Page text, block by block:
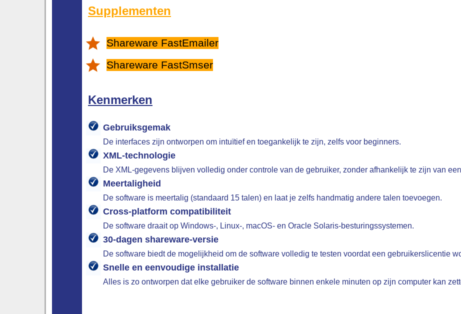
Supplementen
Shareware FastEmailer
Shareware FastSmser
Kenmerken
Gebruiksgemak
De interfaces zijn ontworpen om intuïtief en toegankelijk te zijn, zelfs voor beginners.
XML-technologie
De XML-gegevens blijven volledig onder controle van de gebruiker, zonder afhankelijk te zijn van
Meertaligheid
De software is meertalig (standaard 15 talen) en laat je zelfs handmatig andere talen toevoegen.
Cross-platform compatibiliteit
De software draait op Windows-, Linux-, macOS- en Oracle Solaris-besturingssystemen.
30-dagen shareware-versie
De software biedt de mogelijkheid om de software volledig te testen voordat een gebruikerslicentie
Snelle en eenvoudige installatie
Alles is zo ontworpen dat elke gebruiker de software binnen enkele minuten op zijn computer kan